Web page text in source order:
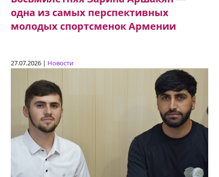
одна из самых перспективных
молодых спортсменок Армении
27.07.2026 | Новости